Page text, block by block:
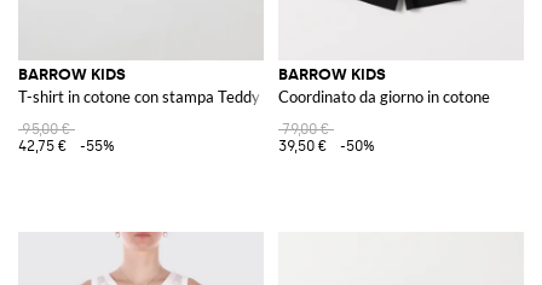
BARROW KIDS
T-shirt in cotone con stampa Teddy
95,00 €
42,75 €
-55%
BARROW KIDS
Coordinato da giorno in cotone
79,00 €
39,50 €
-50%